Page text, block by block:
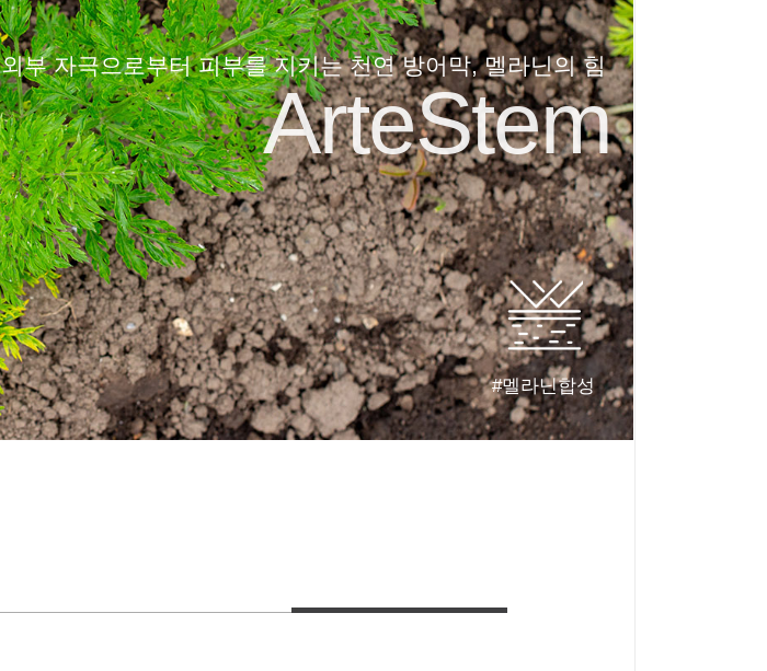
외부 자극으로부터 피부를 지키는 천연 방어막, 멜라닌의 힘
ArteStem
#멜라닌합성